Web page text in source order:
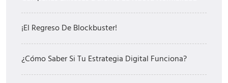
¡El Regreso De Blockbuster!
¿Cómo Saber Si Tu Estrategia Digital Funciona?